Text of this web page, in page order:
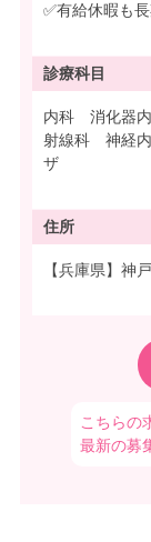
✅有給休暇も
診療科目
内科 消化器
射線科 神経
ザ
住所
【兵庫県】神
こちらの
最新の募